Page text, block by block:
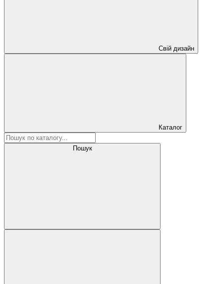
Свій дизайн
Каталог
Пошук